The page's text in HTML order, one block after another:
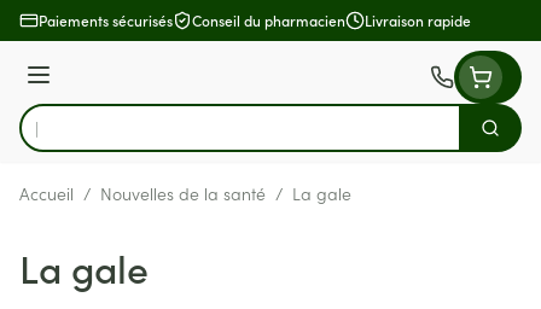
Aller au contenu
Paiements sécurisés Conseil du pharmacien Livraison rapide
Menu
Rechercher
Accueil / Nouvelles de la santé / La gale
La gale